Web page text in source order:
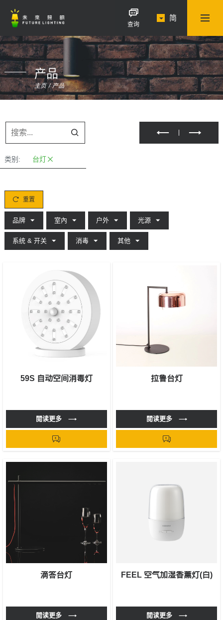
查询
简
产品
主页 产品
类别: 台灯
重置
品牌 室內 户外 光源
系统 & 开关 消毒 其他
59S 自动空间消毒灯
閲读更多
拉鲁台灯
閲读更多
滴答台灯
閲读更多
FEEL 空气加湿香薰灯(白)
閲读更多